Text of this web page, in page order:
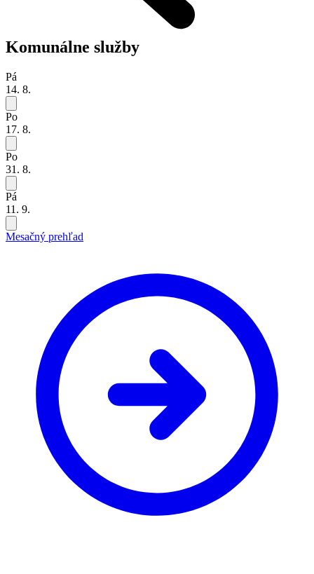
Komunálne služby
Pá
14. 8.
Po
17. 8.
Po
31. 8.
Pá
11. 9.
Mesačný prehľad